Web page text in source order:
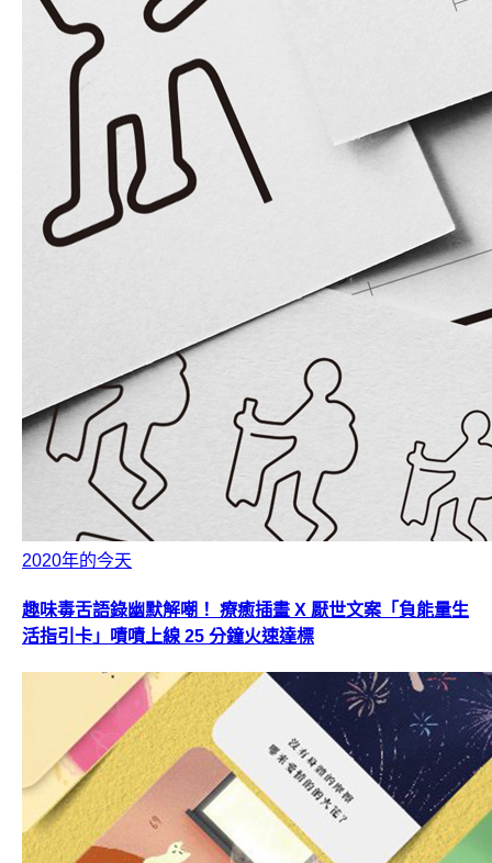
2020年的今天
趣味毒舌語錄幽默解嘲！ 療癒插畫 X 厭世文案「負能量生
活指引卡」嘖嘖上線 25 分鐘火速達標